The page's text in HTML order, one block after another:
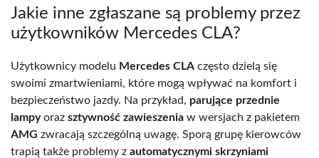
Jakie inne zgłaszane są problemy przez
użytkowników Mercedes CLA?
Użytkownicy modelu Mercedes CLA często dzielą się
swoimi zmartwieniami, które mogą wpływać na komfort i
bezpieczeństwo jazdy. Na przykład, parujące przednie
lampyoraz sztywność zawieszenia w wersjach z pakietem
AMG zwracają szczególną uwagę. Sporą grupę kierowców
trapią także problemy z automatycznymi skrzyniami